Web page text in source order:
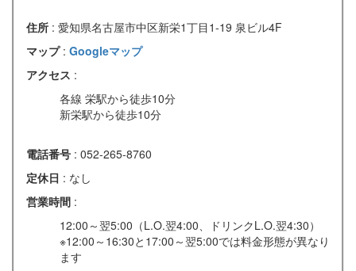
住所 : 愛知県名古屋市中区新栄1丁目1-19 泉ビル4F
マップ : Googleマップ
アクセス :
各線 栄駅から徒歩10分
新栄駅から徒歩10分
電話番号 : 052-265-8760
定休日 : なし
営業時間 :
12:00～翌5:00（L.O.翌4:00、ドリンクL.O.翌4:30）
※12:00～16:30と17:00～翌5:00では料金形態が異なり
ます